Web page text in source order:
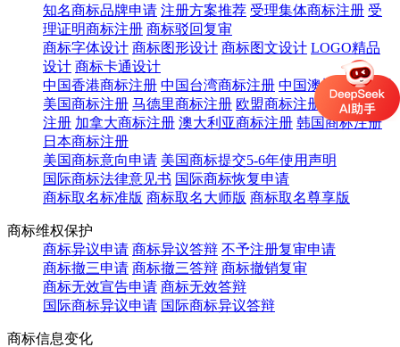
知名商标品牌申请 注册方案推荐 受理集体商标注册 受
理证明商标注册 商标驳回复审
商标字体设计 商标图形设计 商标图文设计 LOGO精品
设计 商标卡通设计
中国香港商标注册 中国台湾商标注册 中国澳门商标注册
美国商标注册 马德里商标注册 欧盟商标注册
英国商标
注册 加拿大商标注册 澳大利亚商标注册 韩国商标注册
日本商标注册
美国商标意向申请 美国商标提交5-6年使用声明
国际商标法律意见书 国际商标恢复申请
商标取名标准版 商标取名大师版 商标取名尊享版
商标维权保护
商标异议申请 商标异议答辩 不予注册复审申请
商标撤三申请 商标撤三答辩 商标撤销复审
商标无效宣告申请 商标无效答辩
国际商标异议申请 国际商标异议答辩
商标信息变化